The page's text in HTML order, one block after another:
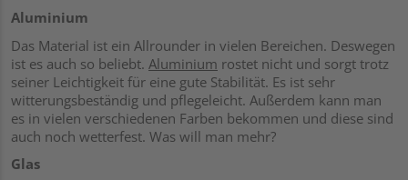
Aluminium
Das Material ist ein Allrounder in vielen Bereichen. Deswegen
ist es auch so beliebt. Aluminium rostet nicht und sorgt trotz
seiner Leichtigkeit für eine gute Stabilität. Es ist sehr
witterungsbeständig und pflegeleicht. Außerdem kann man
es in vielen verschiedenen Farben bekommen und diese sind
auch noch wetterfest. Was will man mehr?
Glas